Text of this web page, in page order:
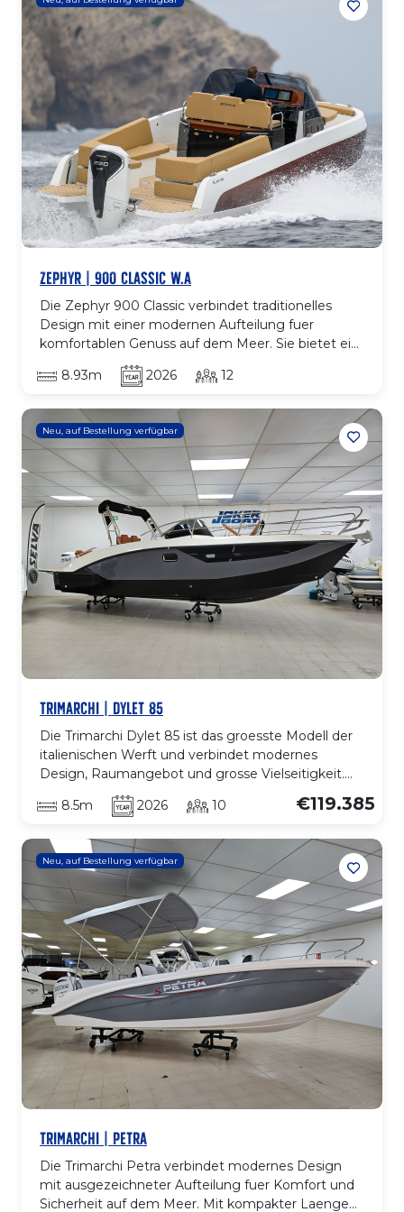
konstruierter Rumpf sorgt fuer ruhige und sichere
Fahrt, waehrend die offene Aufteilung den
gesamten Aussenbereich optimal nutzt. Ein
perfektes Modell fuer alle, die Eleganz, Komfort
und Authentizitaet bei jeder Ausfahrt suchen.
ZEPHYR | 900 CLASSIC W.A
Die Zephyr 900 Classic verbindet traditionelles
Design mit einer modernen Aufteilung fuer
komfortablen Genuss auf dem Meer. Sie bietet ein
grosses, gut organisiertes Cockpit, Sonnenliege am
Bug, komfortable Sitze und hochwertige
Der Aussenbordmotor sorgt fuer stabile, ruhige
und effiziente Fahrt, ideal fuer Kuestenausfluege,
Familienfahrten oder entspannte Tage an Bord. Ein
Boot mit Charakter, bis ins Detail gepflegt, das ein
praktisches und elegantes Bootserlebnis bietet.
8.93m 2026 12
Neu, auf Bestellung verfügbar
TRIMARCHI | DYLET 85
Die Trimarchi Dylet 85 ist das groesste Modell der
italienischen Werft und verbindet modernes
Design, Raumangebot und grosse Vielseitigkeit.
Mit fast 9 m Laenge ueber alles und grosszuegiger
Breite bietet sie gut aufgeteilte, komfortable
ueber grosse Sonnenliegen am Bug und achtern,
Cockpit mit umlaufenden Sitzen, gut geschuetzte
Mittelkonsole und Badeplattform. Innen bietet die
Kabine Doppelkoje, WC und Stauraum, ausgelegt
fuer Wochenendtrips.
8.5m 2026 10 €119.385
Neu, auf Bestellung verfügbar
TRIMARCHI | PETRA
Die Trimarchi Petra verbindet modernes Design
mit ausgezeichneter Aufteilung fuer Komfort und
Sicherheit auf dem Meer. Mit kompakter Laenge